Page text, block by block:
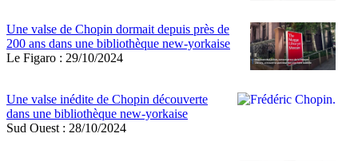
Une valse de Chopin dormait depuis près de
200 ans dans une bibliothèque new-yorkaise
Le Figaro : 29/10/2024
Une valse inédite de Chopin découverte
dans une bibliothèque new-yorkaise
Sud Ouest : 28/10/2024